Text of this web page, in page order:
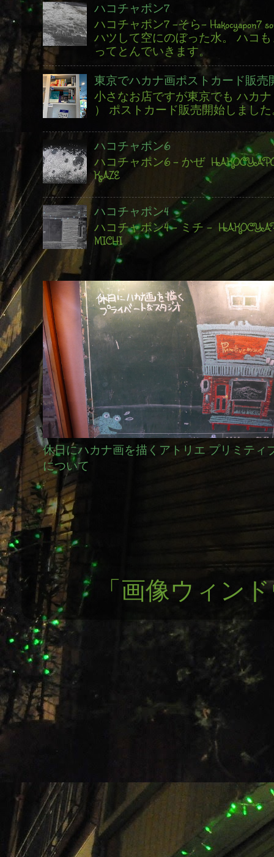
ハコチャポン7
ハコチャポン7 -そら- Hakocyapon7
ハツして空にのぼった水。 ハコ
ってとんでいきます。
東京でハカナ画ポストカード販売
小さなお店ですが東京でも ハカ
） ポストカード販売開始しまし
ハコチャポン6
ハコチャポン6 - かぜ
KAZE
ハコチャポン4
ハコチャポン4 - ミチ -
MICHI
休日にハカナ画を描くアトリエ プリミティ
について
「画像ウィン